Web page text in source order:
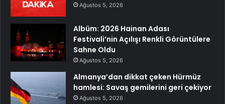
Ağustos 5, 2026
Albüm: 2026 Hainan Adası
Festivali’nin Açılışı Renkli Görüntülere
Sahne Oldu
Ağustos 5, 2026
Almanya’dan dikkat çeken Hürmüz
hamlesi: Savaş gemilerini geri çekiyor
Ağustos 5, 2026